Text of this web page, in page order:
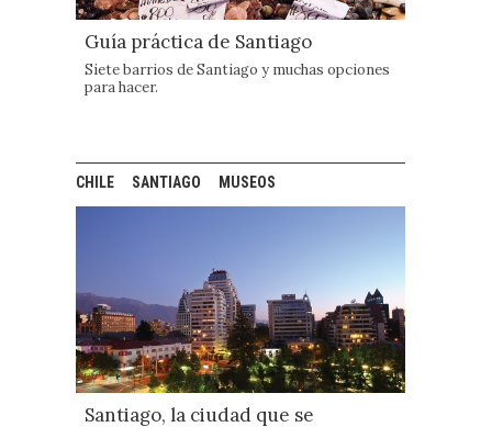
Guía práctica de Santiago
Siete barrios de Santiago y muchas opciones
para hacer.
CHILE SANTIAGO MUSEOS
Santiago, la ciudad que se